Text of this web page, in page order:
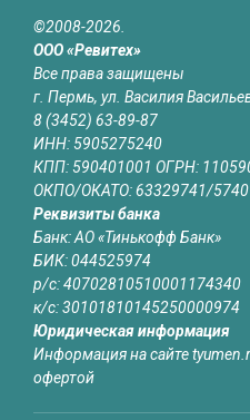
©2008-2026.
ООО «Ревитех»
Все права защищены
г. Пермь, ул. Василия
8 (3452) 63-89-87
ИНН: 5905275240
КПП: 590401001 ОГРН:
ОКПО/ОКАТО: 63329741/
Реквизиты банка
Банк: АО «Тинькофф Банк»
БИК: 044525974
р/с: 40702810510001174340
к/с: 30101810145250000974
Юридическая информация
Информация на сайте
офертой